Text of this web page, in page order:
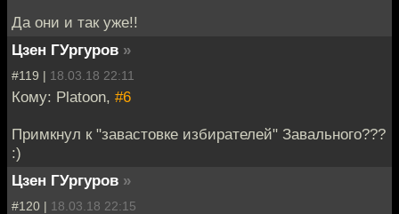
Да они и так уже!!
Цзен ГУргуров »
#119 | 18.03.18 22:11
Кому: Platoon, #6
Примкнул к "завастовке избирателей" Завального???
:)
Цзен ГУргуров »
#120 | 18.03.18 22:15